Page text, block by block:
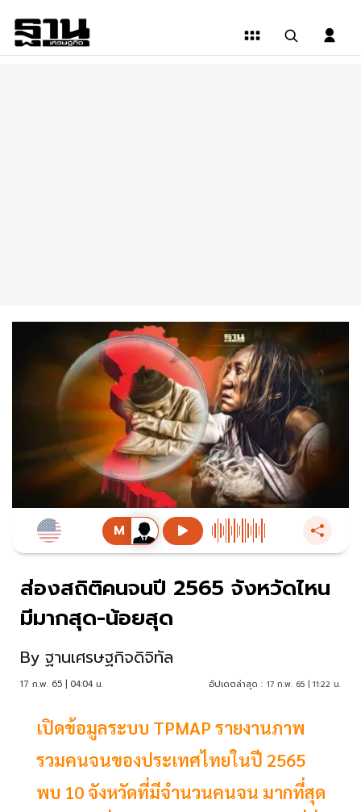
ส่องสถิติคนจนปี 2565 จังหวัดไหน
มีมากสุด-น้อยสุด
By ฐานเศรษฐกิจดิจิทัล
17 ก.พ. 65 | 04:04 น. อัปเดตล่าสุด : 17 ก.พ. 65 | 11:22 น.
เปิดข้อมูลระบบ TPMAP รายงานภาพ
รวมคนจนของประเทศไทยในปี 2565
พบ 10 จังหวัดที่มีจำนวนคนจน มากที่สุด